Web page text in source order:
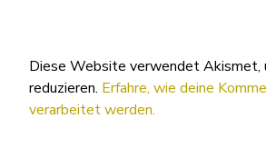
Diese Website verwendet Akismet,
reduzieren. Erfahre, wie deine
verarbeitet werden.